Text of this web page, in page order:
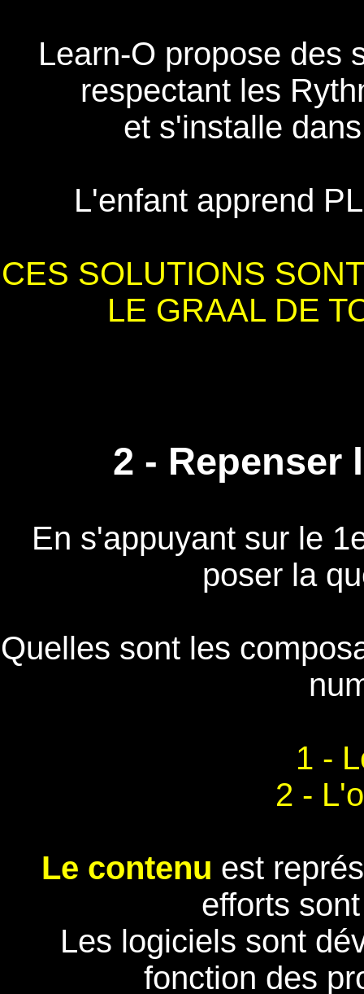
Learn-O propose des
respectant les
et s'installe
L'enfant apprend
CES SOLUTIONS
LE GRAAL DE
2 -
En s'appuyant sur le
poser la
Quelles sont les
1 -
2 -
Le contenu est
efforts
Les logiciels sont
fonction des